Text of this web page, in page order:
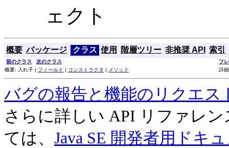
ェクト
概要 パッケージ クラス 使用 階層ツリー 非推奨 API 索引
前のクラス 次のクラス
フ
概要: 入れ子 | フィールド コンストラクタ メソッド 詳
バグの報告と機能のリクエス
さらに詳しい API リファレ
ては、 Java SE 開発者用ドキ